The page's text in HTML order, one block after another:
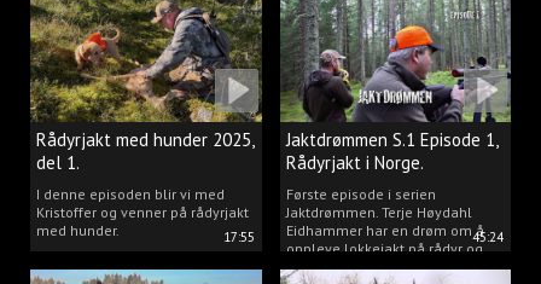
17:55
Rådyrjakt med hunder 2025,
del 1.
I denne episoden blir vi med
Kristoffer og venner på rådyrjakt
med hunder.
45:24
Jaktdrømmen S.1 Episode 1,
Rådyrjakt i Norge.
Første episode i serien
Jaktdrømmen. Terje Høydahl
Eidhammer har en drøm om å
oppleve lokkejakt på rådyr og
målet vårt er å gjøre den